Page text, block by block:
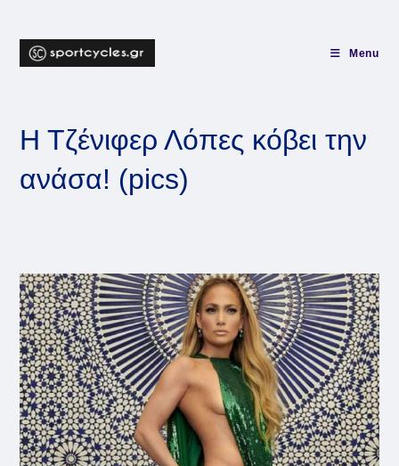
content
Menu
Η Τζένιφερ Λόπες κόβει την
ανάσα! (pics)